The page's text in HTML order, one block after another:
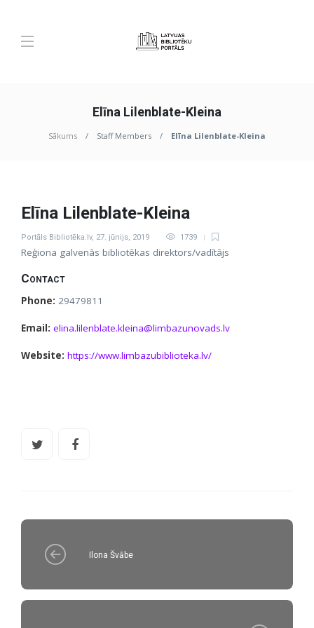
Elīna Lilenblate-Kleina
Sākums Staff Members Elīna Lilenblate-Kleina
Elīna Lilenblate-Kleina
Portāls Bibliotēka.lv, 27. jūnijs, 2019 1739
Reģiona galvenās bibliotēkas direktors/vadītājs
Contact
Phone: 29479811
Email: elina.lilenblate.kleina@limbazunovads.lv
Website: https://www.limbazubiblioteka.lv/
Ilona Švābe